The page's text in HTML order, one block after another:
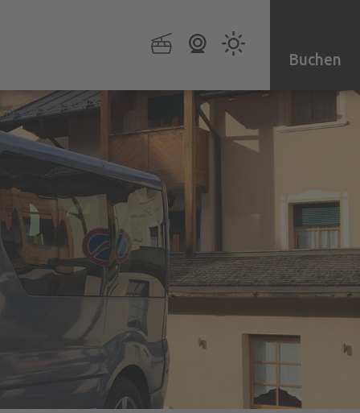
Buchen